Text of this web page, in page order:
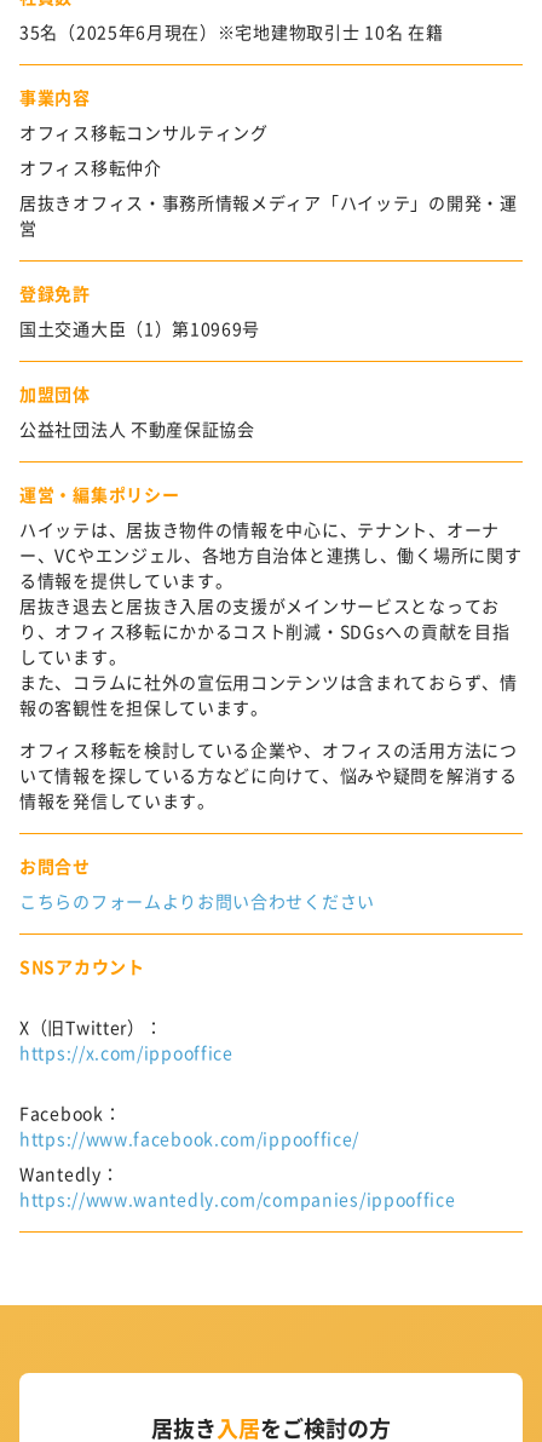
35名（2025年6月現在）※宅地建物取引士 10名 在籍
事業内容
オフィス移転コンサルティング
オフィス移転仲介
居抜きオフィス・事務所情報メディア「ハイッテ」の開発・運
営
登録免許
国土交通大臣（1）第10969号
加盟団体
公益社団法人 不動産保証協会
運営・編集ポリシー
ハイッテは、居抜き物件の情報を中心に、テナント、オーナ
ー、VCやエンジェル、各地方自治体と連携し、働く場所に関す
る情報を提供しています。
居抜き退去と居抜き入居の支援がメインサービスとなってお
り、オフィス移転にかかるコスト削減・SDGsへの貢献を目指
しています。
また、コラムに社外の宣伝用コンテンツは含まれておらず、情
報の客観性を担保しています。
オフィス移転を検討している企業や、オフィスの活用方法につ
いて情報を探している方などに向けて、悩みや疑問を解消する
情報を発信しています。
お問合せ
こちらのフォームよりお問い合わせください
SNSアカウント
X（旧Twitter）：
https://x.com/ippooffice
Facebook：
https://www.facebook.com/ippooffice/
Wantedly：
https://www.wantedly.com/companies/ippooffice
居抜き入居をご検討の方